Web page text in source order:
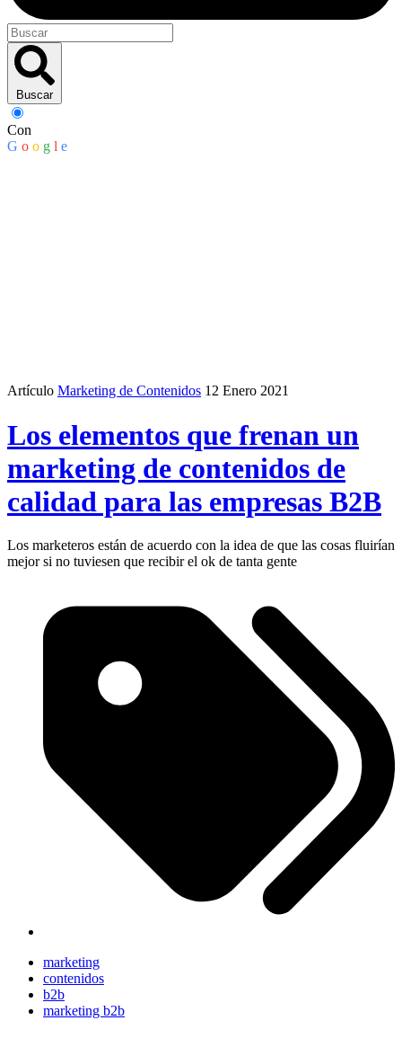
Buscar
Con
G o o g l e
Artículo Marketing de Contenidos 12 Enero 2021
Los elementos que frenan un
marketing de contenidos de
calidad para las empresas B2B
Los marketeros están de acuerdo con la idea de que las cosas fluirían
mejor si no tuviesen que recibir el ok de tanta gente
marketing
contenidos
b2b
marketing b2b